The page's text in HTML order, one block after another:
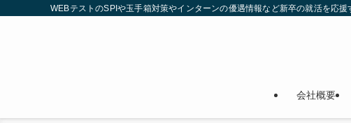
WEBテストのSPIや玉手箱対策やインターンの優遇情報など新卒の就活を応援
会社概要